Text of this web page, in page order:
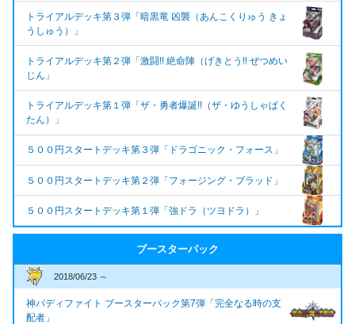
トライアルデッキ第３弾「暗黒竜 凶襲（あんこくりゅう きょ
うしゅう）」
トライアルデッキ第２弾「激闘!! 絶命陣（げきとう!! ぜつめい
じん」
トライアルデッキ第１弾「ザ・勇者爆誕!!（ザ・ゆうしゃばく
たん）」
５００円スタートデッキ第３弾「ドラゴニック・フォース」
５００円スタートデッキ第２弾「フォージング・ブラッド」
５００円スタートデッキ第１弾「強ドラ（ツヨドラ）」
ブースターパック
2018/06/23 ～
神バディファイト ブースターパック第7弾「完全なる時の支
配者」